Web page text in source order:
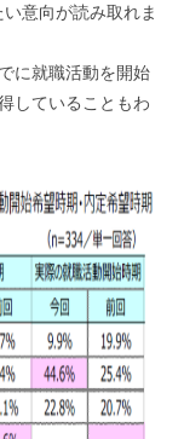
意向が読み取れま
に就職活動を開始
していることもわ